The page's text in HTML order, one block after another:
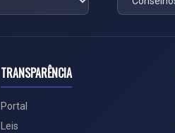
TRANSPARÊNCIA
Portal
Leis